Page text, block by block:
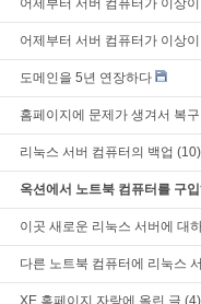
어제부터 서버 컴퓨터가 이상
어제부터 서버 컴퓨터가 이상
도메인을 5년 연장하다
홈페이지에 문제가 생겨서 복
리눅스 서버 컴퓨터의 백업 (10)
옥션에서 노트북 컴퓨터를 구
이곳 새로운 리눅스 서버에 대
다른 노트북 컴퓨터에 리눅스
XE 홈페이지 자랑에 올린 글 (4)